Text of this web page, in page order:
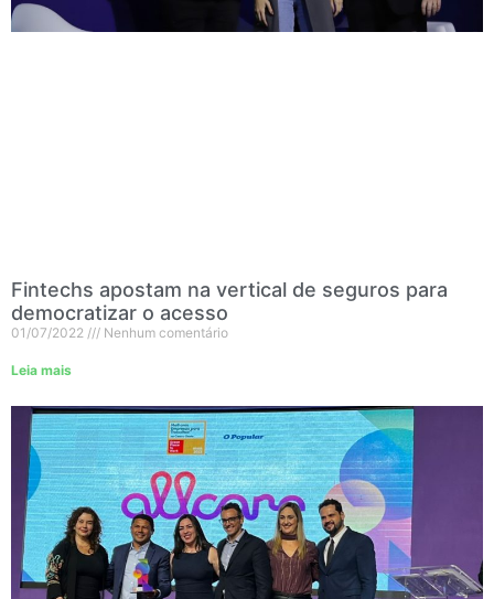
Fintechs apostam na vertical de seguros para
democratizar o acesso
01/07/2022 Nenhum comentário
Leia mais